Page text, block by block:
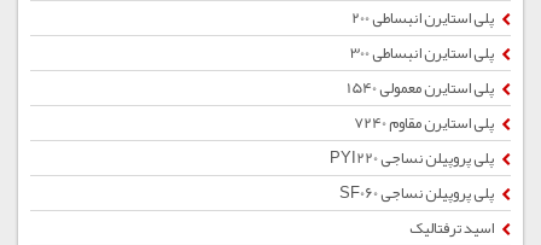
پلی استایرن انبساطی 200
پلی استایرن انبساطی 300
پلی استایرن معمولی 1540
پلی استایرن مقاوم 7240
پلی پروپیلن نساجی PYI220
پلی پروپیلن نساجی SF060
اسید ترفتالیک